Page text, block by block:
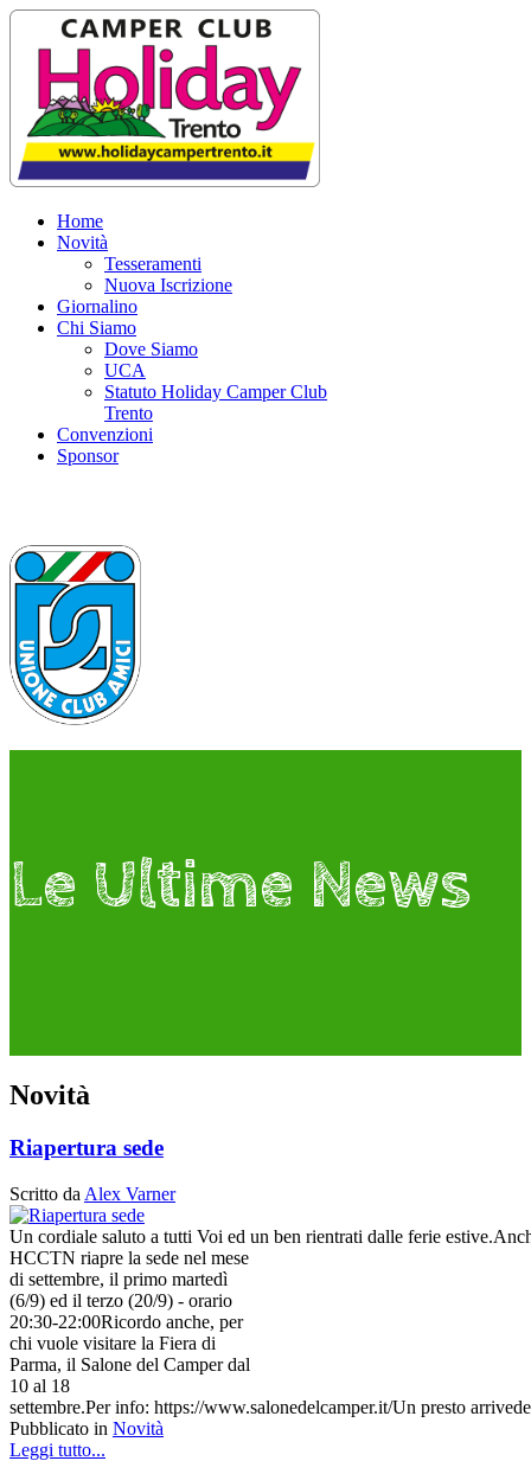
Home
Novità
Tesseramenti
Nuova Iscrizione
Giornalino
Chi Siamo
Dove Siamo
UCA
Statuto Holiday Camper Club
Trento
Convenzioni
Sponsor
Le Ultime News
Novità
Riapertura sede
Scritto da Alex Varner
Un cordiale saluto a tutti Voi ed un ben rientrati dalle ferie
HCCTN riapre la sede nel mese
di settembre, il primo martedì
(6/9) ed il terzo (20/9) - orario
20:30-22:00Ricordo anche, per
chi vuole visitare la Fiera di
Parma, il Salone del Camper dal
10 al 18
settembre.Per info: https://www.salonedelcamper.it/Un presto
Pubblicato in Novità
Leggi tutto...